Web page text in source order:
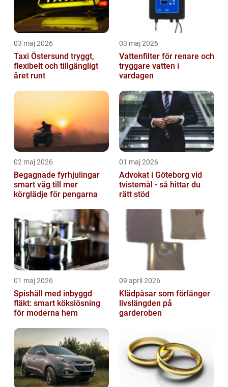
03 maj 2026
Taxi Östersund tryggt,
flexibelt och tillgängligt
året runt
03 maj 2026
Vattenfilter för renare och
tryggare vatten i
vardagen
02 maj 2026
Begagnade fyrhjulingar
smart väg till mer
körglädje för pengarna
01 maj 2026
Advokat i Göteborg vid
tvistemål - så hittar du
rätt stöd
01 maj 2026
Spishäll med inbyggd
fläkt: smart kökslösning
för moderna hem
09 april 2026
Klädpåsar som förlänger
livslängden på
garderoben